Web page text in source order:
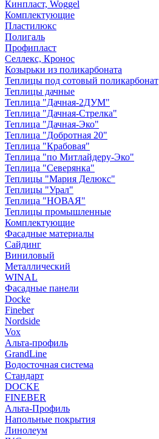
Кинпласт, Woggel
Комплектующие
Пластилюкс
Полигаль
Профипласт
Селлекс, Кронос
Козырьки из поликарбоната
Теплицы под сотовый поликарбонат
Теплицы дачные
Теплица "Дачная-2ДУМ"
Теплица "Дачная-Стрелка"
Теплица "Дачная-Эко"
Теплица "Добротная 20"
Теплица "Крабовая"
Теплица "по Митлайдеру-Эко"
Теплица "Северянка"
Теплицы "Мария Делюкс"
Теплицы "Урал"
Теплица "НОВАЯ"
Теплицы промышленные
Комплектующие
Фасадные материалы
Сайдинг
Виниловый
Металлический
WINAL
Фасадные панели
Docke
Fineber
Nordside
Vox
Альта-профиль
GrandLine
Водосточная система
Стандарт
DOCKE
FINEBER
Альта-Профиль
Напольные покрытия
Линолеум